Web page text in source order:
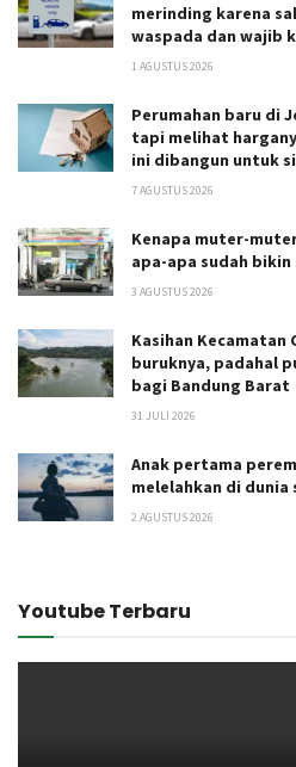
merinding karena
waspada dan wajib
1 AGUSTUS 2026
Perumahan baru di
tapi melihat
ini dibangun untuk
7 AGUSTUS 2026
Kenapa muter-
apa-apa sudah bikin
3 AGUSTUS 2026
Kasihan
buruknya, padahal
bagi Bandung Barat
31 JULI 2026
Anak pertama
melelahkan di
2 AGUSTUS 2026
Youtube Terbaru